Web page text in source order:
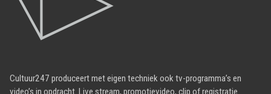
Cultuur247 produceert met eigen techniek ook tv-programma’s en
video’s in opdracht. Live stream, promotievideo, clip of registratie.